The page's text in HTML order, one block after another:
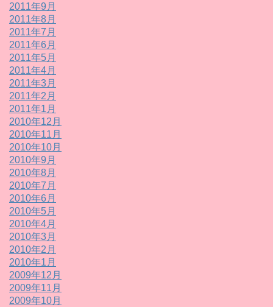
2011年9月
2011年8月
2011年7月
2011年6月
2011年5月
2011年4月
2011年3月
2011年2月
2011年1月
2010年12月
2010年11月
2010年10月
2010年9月
2010年8月
2010年7月
2010年6月
2010年5月
2010年4月
2010年3月
2010年2月
2010年1月
2009年12月
2009年11月
2009年10月